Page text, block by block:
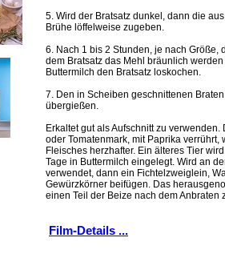
5. Wird der Bratsatz dunkel, dann die
Brühe löffelweise zugeben.
6. Nach 1 bis 2 Stunden, je nach Größe,
dem Bratsatz das Mehl bräunlich
Buttermilch den Bratsatz loskochen.
7. Den in Scheiben geschnittenen
übergießen.
Erkaltet gut als Aufschnitt zu
oder Tomatenmark, mit Paprika verrührt,
Fleisches herzhafter. Ein älteres Tier
Tage in Buttermilch eingelegt. Wird an
verwendet, dann ein Fichtelzweiglein,
Gewürzkörner beifügen. Das
einen Teil der Beize nach dem Anbraten
Film-Details ...